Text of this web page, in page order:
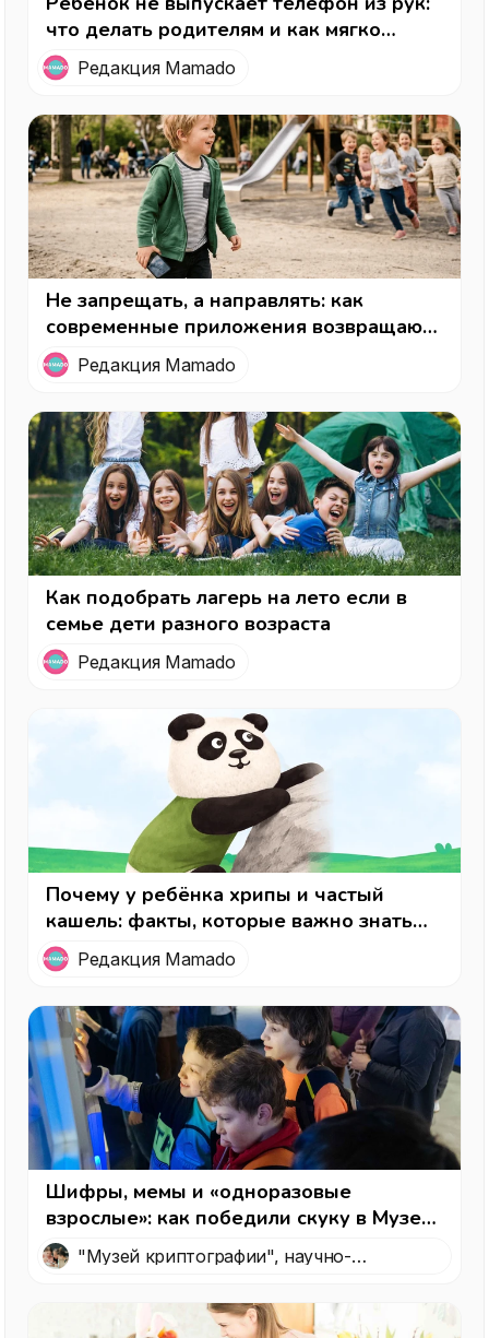
что делать родителям и как мягко
вернуть интерес к реальной жизни
Редакция Mamado
Не запрещать, а направлять: как
современные приложения возвращают
детям детство (и родителям —
спокойствие)
Редакция Mamado
Как подобрать лагерь на лето если в
семье дети разного возраста
Редакция Mamado
Почему у ребёнка хрипы и частый
кашель: факты, которые важно знать
каждому родителю
Редакция Mamado
Шифры, мемы и «одноразовые
взрослые»: как победили скуку в Музее
криптографии — интересный вариант,
куда пойти с детьми в Москве
"Музей криптографии", научно-